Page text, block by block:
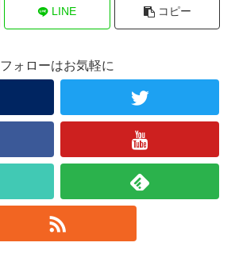
LINE コピー
フォローはお気軽に